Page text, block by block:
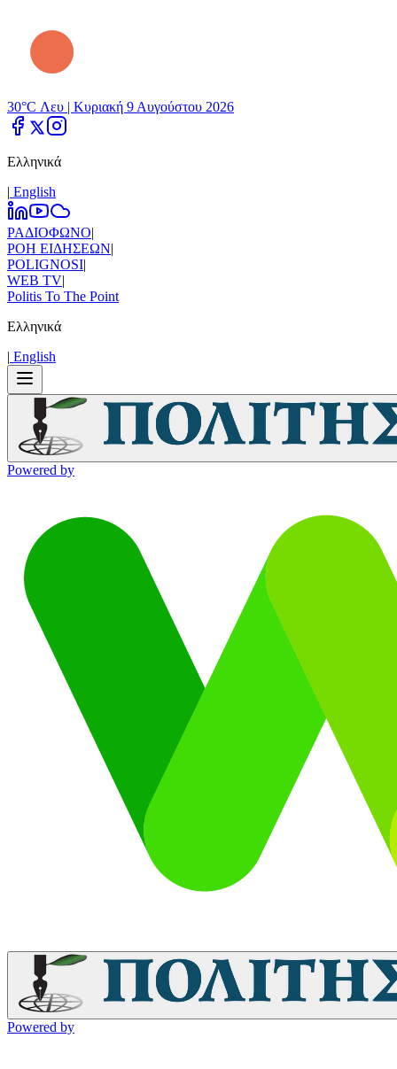
30°C Λευ | Κυριακή 9 Αυγούστου 2026
Ελληνικά
| Εnglish
ΡΑΔΙΟΦΩΝΟ|
ΡΟΗ ΕΙΔΗΣΕΩΝ|
POLIGNOSI|
WEB TV|
Politis To The Point
Ελληνικά
| Εnglish
Powered by
Powered by